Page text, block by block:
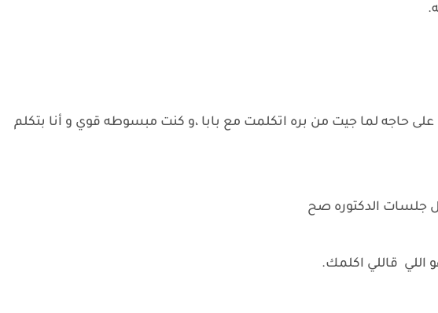
على حاجه لما جيت من بره اتكلمت مع بابا ،و كنت مبسوطه قوي و أنا بتكلم
جلسات الدكتوره صح
اللي قاللي اكلمك.